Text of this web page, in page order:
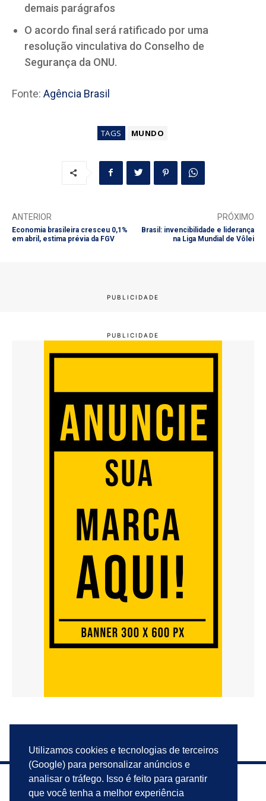
Utilizamos cookies e tecnologias de terceiros
(Google) para personalizar anúncios e
analisar o tráfego. Isso é feito para garantir
que você tenha a melhor experiência
demais parágrafos
O acordo final será ratificado por uma
resolução vinculativa do Conselho de
Segurança da ONU.
Fonte: Agência Brasil
TAGS MUNDO
ANTERIOR
Economia brasileira cresceu 0,1%
em abril, estima prévia da FGV
PRÓXIMO
Brasil: invencibilidade e liderança
na Liga Mundial de Vôlei